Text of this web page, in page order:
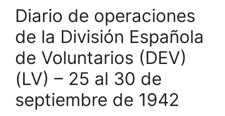
Diario de operaciones
de la División Española
de Voluntarios (DEV)
(LV) – 25 al 30 de
septiembre de 1942